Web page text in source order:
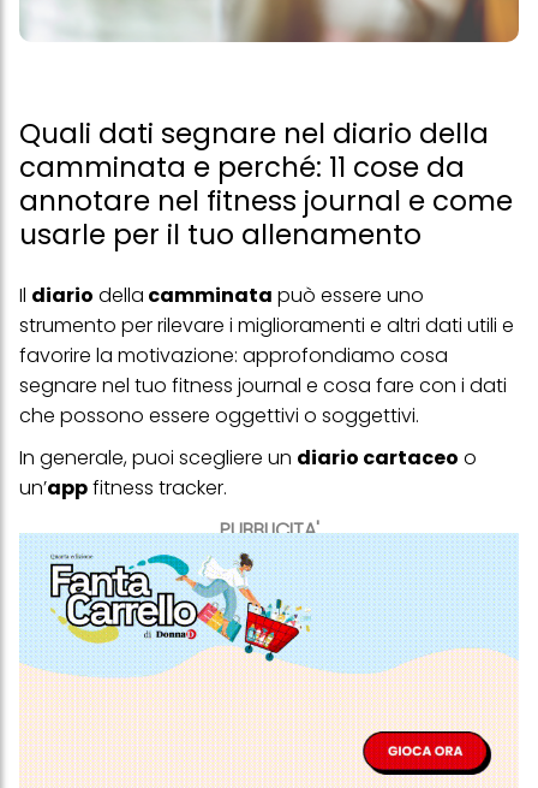
Quali dati segnare nel diario della
camminata e perché: 11 cose da
annotare nel fitness journal e come
usarle per il tuo allenamento
PUBBLICITA'
Il diario della camminata può essere uno
strumento per rilevare i miglioramenti e altri dati utili e
favorire la motivazione: approfondiamo cosa
segnare nel tuo fitness journal e cosa fare con i dati
che possono essere oggettivi o soggettivi.
In generale, puoi scegliere un diario cartaceo o
un’appfitness tracker.